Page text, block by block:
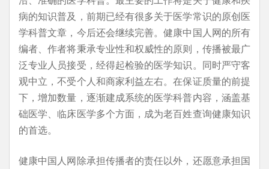
病的知识普及，前期已经有很多关于医学常识的原创医
学科普文章，今后还会继续完善。健康中国人网的所有
编者、作者将秉承专业性和权威性的原则，传播被最广
泛专业人员接受，经得起检验的医学知识。同时严守客
观中立，不受个人和商家利益左右。在保证质量的前提
下，增加数量，逐渐建成系统的医学科普内容，涵盖基
础医学、临床医学多个方面，成为老百姓查询健康知识
的首选。
健康中国人网除承担传播者的责任以外，还愿意承担国